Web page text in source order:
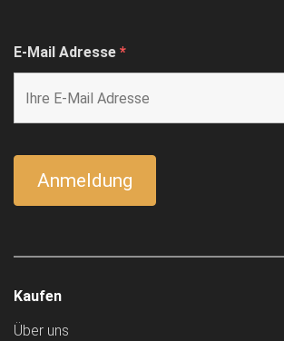
E-Mail Adresse *
Kaufen
Über uns